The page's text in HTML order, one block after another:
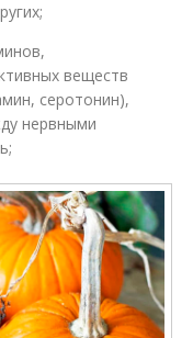
веществ
серотонин),
нервными